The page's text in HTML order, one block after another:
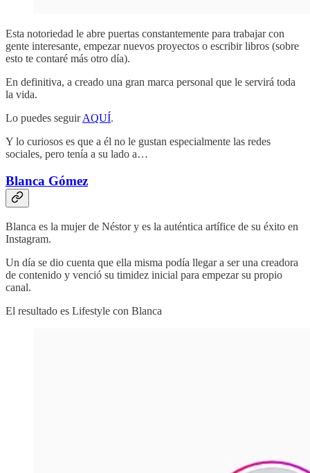
Esta notoriedad le abre puertas constantemente para trabajar con
gente interesante, empezar nuevos proyectos o escribir libros (sobre
esto te contaré más otro día).
En definitiva, a creado una gran marca personal que le servirá toda
la vida.
Lo puedes seguirAQUÍ.
Y lo curiosos es que a él no le gustan especialmente las redes
sociales, pero tenía a su lado a…
Blanca Gómez
Blanca es la mujer de Néstor y es la auténtica artífice de su éxito en
Instagram.
Un día se dio cuenta que ella misma podía llegar a ser una creadora
de contenido y venció su timidez inicial para empezar su propio
canal.
El resultado es Lifestyle con Blanca